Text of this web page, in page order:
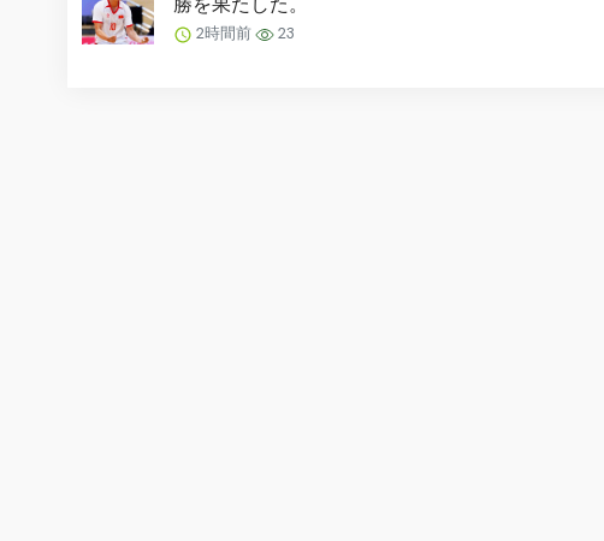
2時間前 23